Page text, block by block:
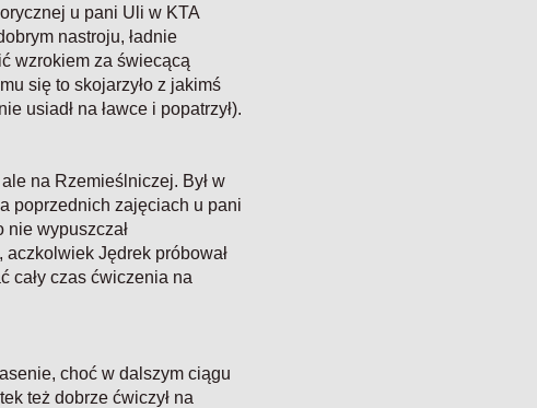
u pani Uli w KTA
nastroju, ładnie
wzrokiem za świecącą
się to skojarzyło z jakimś
usiadł na ławce i popatrzył).
na Rzemieślniczej. Był w
poprzednich zajęciach u pani
nie wypuszczał
aczkolwiek Jędrek próbował
cały czas ćwiczenia na
choć w dalszym ciągu
też dobrze ćwiczył na